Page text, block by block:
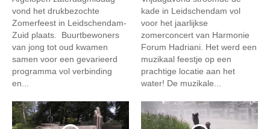
vond het drukbezochte
Zomerfeest in Leidschendam-
Zuid plaats. Buurtbewoners
van jong tot oud kwamen
samen voor een gevarieerd
programma vol verbinding
en...
kade in Leidschendam vol
voor het jaarlijkse
zomerconcert van Harmonie
Forum Hadriani. Het werd een
muzikaal feestje op een
prachtige locatie aan het
water! De muzikale...